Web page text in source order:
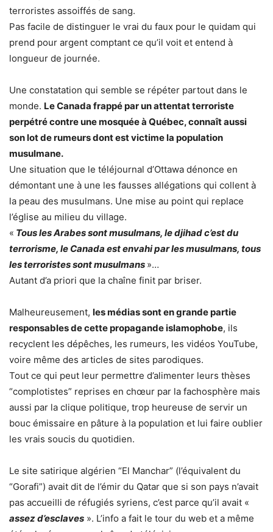
terroristes assoiffés de sang.
Pas facile de distinguer le vrai du faux pour le quidam qui
prend pour argent comptant ce qu’il voit et entend à
longueur de journée.
Une constatation qui semble se répéter partout dans le
monde. Le Canada frappé par un attentat terroriste
perpétré contre une mosquée à Québec, connaît aussi
son lot de rumeurs dont est victime la population
musulmane.
Une situation que le téléjournal d’Ottawa dénonce en
démontant une à une les fausses allégations qui collent à
la peau des musulmans. Une mise au point qui replace
l’église au milieu du village.
« Tous les Arabes sont musulmans, le djihad c’est du
terrorisme, le Canada est envahi par les musulmans, tous
les terroristes sont musulmans »…
Autant d’a priori que la chaîne finit par briser.
Malheureusement, les médias sont en grande partie
responsables de cette propagande islamophobe, ils
recyclent les dépêches, les rumeurs, les vidéos YouTube,
voire même des articles de sites parodiques.
Tout ce qui peut leur permettre d’alimenter leurs thèses
“complotistes” reprises en chœur par la fachosphère mais
aussi par la clique politique, trop heureuse de servir un
bouc émissaire en pâture à la population et lui faire oublier
les vrais soucis du quotidien.
Le site satirique algérien “El Manchar” (l’équivalent du
“Gorafi”) avait dit de l’émir du Qatar que si son pays n’avait
pas accueilli de réfugiés syriens, c’est parce qu’il avait «
assez d’esclaves ». L’info a fait le tour du web et a même